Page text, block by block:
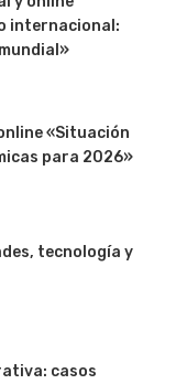
internacional:
«Situación
para 2026»
tecnología y
casos